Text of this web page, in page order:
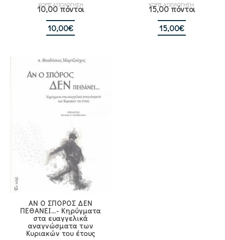
ΧΩΡΙΣ ΑΞΙΟΛΟΓΗΣΗ
10,00 πόντοι
10,00€
ΧΩΡΙΣ ΑΞΙΟΛΟΓΗΣΗ
15,00 πόντοι
15,00€
ΑΝ Ο ΣΠΟΡΟΣ ΔΕΝ
ΠΕΘΑΝΕΙ…- Κηρύγματα
στα ευαγγελικά
αναγνώσματα των
Κυριακών του έτους